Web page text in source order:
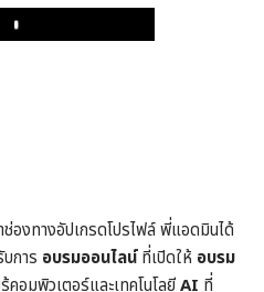
Play
องทางอัปเกรดโปรไฟล์ พี่แอดมินได้
การ อบรมออนไลน์ที่เปิดให้ อบรม
คอมพิวเตอร์และเทคโนโลยีAI ที่